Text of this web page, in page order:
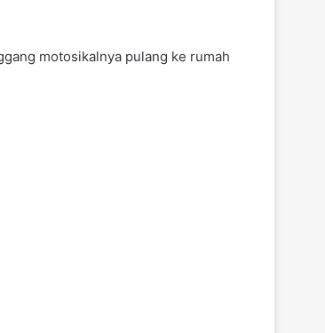
motosikalnya pulang ke rumah